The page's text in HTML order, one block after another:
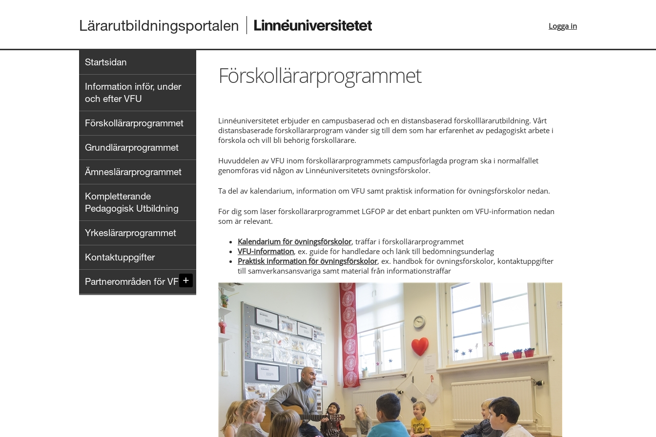
Logga in
Lärarutbildningsportalen
Startsidan
Information inför, under
och efter VFU
Förskollärarprogrammet
Grundlärarprogrammet
Ämneslärarprogrammet
Kompletterande
Pedagogisk Utbildning
Yrkeslärarprogrammet
Kontaktuppgifter
Partnerområden för VFU
Förskollärarprogrammet
Linnéuniversitetet erbjuder en campusbaserad och en distansbaserad förskolllärarutbildning. Vårt
distansbaserade förskollärarprogram vänder sig till dem som har erfarenhet av pedagogiskt arbete i
förskola och vill bli behörig förskollärare.
Huvuddelen av VFU inom förskollärarprogrammets campusförlagda program ska i normalfallet
genomföras vid någon av Linnéuniversitetets övningsförskolor.
Ta del av kalendarium, information om VFU samt praktisk information för övningsförskolor nedan.
För dig som läser förskollärarprogrammet LGFOP är det enbart punkten om VFU-information nedan
som är relevant.
Kalendarium för övningsförskolor, träffar i förskollärarprogrammet
VFU-information, ex. guide för handledare och länk till bedömningsunderlag
Praktisk information för övningsförskolor, ex. handbok för övningsförskolor, kontaktuppgifter
till samverkansansvariga samt material från informationsträffar